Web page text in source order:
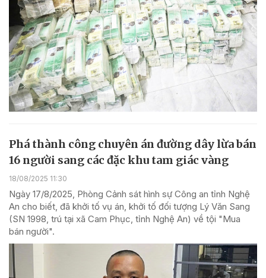
Phá thành công chuyên án đường dây lừa bán
16 người sang các đặc khu tam giác vàng
18/08/2025 11:30
Ngày 17/8/2025, Phòng Cảnh sát hình sự Công an tỉnh Nghệ
An cho biết, đã khởi tố vụ án, khởi tố đối tượng Lý Văn Sang
(SN 1998, trú tại xã Cam Phục, tỉnh Nghệ An) về tội "Mua
bán người".